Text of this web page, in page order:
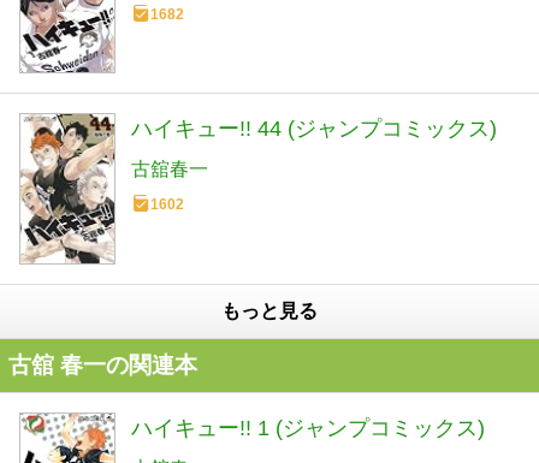
1682
ハイキュー!! 44 (ジャンプコミックス)
古舘春一
1602
もっと見る
古舘 春一の関連本
ハイキュー!! 1 (ジャンプコミックス)